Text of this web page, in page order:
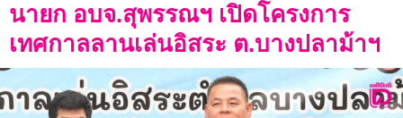
นายก อบจ.สุพรรณฯ เปิดโครงการ
เทศกาลลานเล่นอิสระ ต.บางปลาม้าฯ